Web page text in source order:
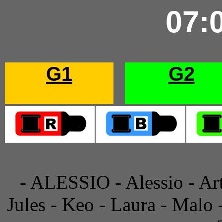
G1 G2
- ALESSIO - Alessio -
Jules - Keo - Laura -